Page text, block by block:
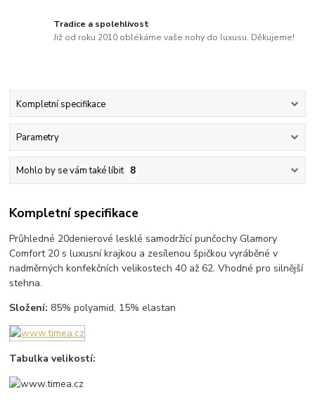
Tradice a spolehlivost
Již od roku 2010 oblékáme vaše nohy do luxusu. Děkujeme!
Kompletní specifikace
Parametry
Mohlo by se vám také líbit 8
Kompletní specifikace
Průhledné 20denierové lesklé samodržící punčochy Glamory
Comfort 20 s luxusní krajkou a zesílenou špičkou vyráběné v
nadměrných konfekčních velikostech 40 až 62. Vhodné pro silnější
stehna.
Složení: 85% polyamid, 15% elastan
Tabulka velikostí: